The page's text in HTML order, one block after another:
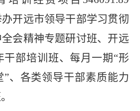
开远市领导干部学习贯彻
会精神专题研讨班、 开远
干部培训班、 每月一期 “形
”、 各类领导干部素质能力